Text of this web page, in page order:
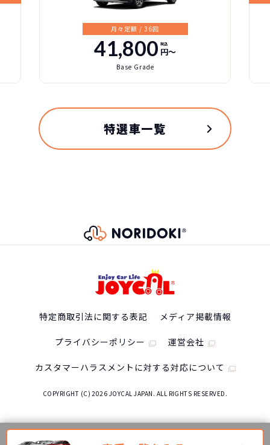
月々定額 / 36回
41,800 税込
円〜
Base Grade
特選車一覧
特定商取引法に関する表記 メディア掲載情報
プライバシーポリシー 運営会社
カスタマーハラスメントに対する対応について
COPYRIGHT (C) 2026 JOYCAL JAPAN. ALL RIGHTS RESERVED.